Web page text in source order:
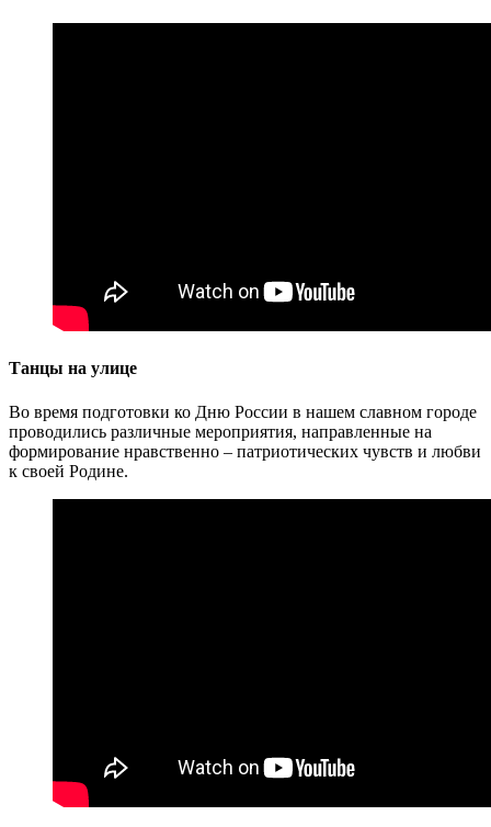
Танцы на улице
Во время подготовки ко Дню России в нашем славном городе
проводились различные мероприятия, направленные на
формирование нравственно – патриотических чувств и любви
к своей Родине.